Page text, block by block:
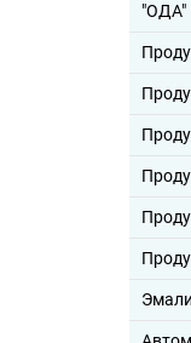
"ОДА"